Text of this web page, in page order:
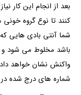
بعد از انجام این کار
کنند تا نوع گروه
شما آنتی بادی هایی
باشد مخلوط می شود و
واکنش نشان خواهد
شماره های درج شده